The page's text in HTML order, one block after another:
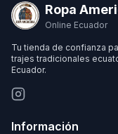
Ropa
Online Ecuador
Tu tienda de confianza
trajes tradicionales
Ecuador.
Información